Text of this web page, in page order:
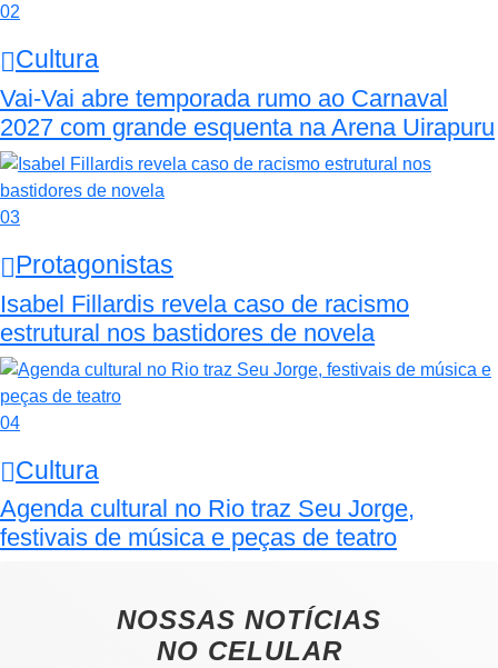
02
Cultura
Vai-Vai abre temporada rumo ao Carnaval
2027 com grande esquenta na Arena Uirapuru
03
Protagonistas
Isabel Fillardis revela caso de racismo
estrutural nos bastidores de novela
04
Cultura
Agenda cultural no Rio traz Seu Jorge,
festivais de música e peças de teatro
NOSSAS NOTÍCIAS
NO CELULAR